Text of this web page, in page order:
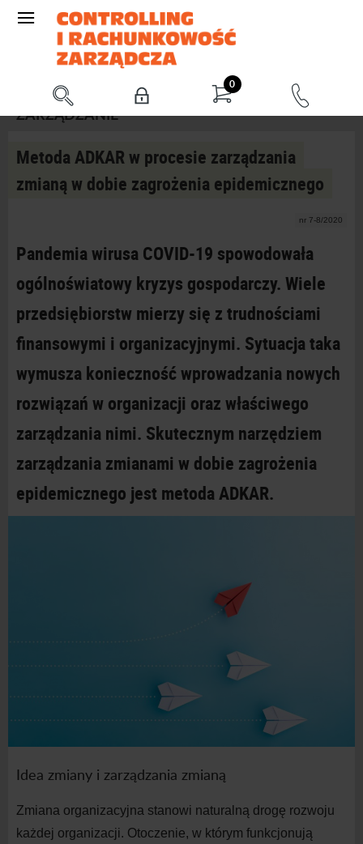
0
ZARZĄDZANIE
Metoda ADKAR w procesie zarządzania
zmianą w dobie zagrożenia epidemicznego
nr 7-8/2020
Pandemia wirusa COVID-19 spowodowała
ogólnoświatowy kryzys gospodarczy. Wiele
przedsiębiorstw mierzy się z trudnościami
finansowymi i organizacyjnymi. Sytuacja taka
wymusza konieczność wprowadzania nowych
rozwiązań w organizacji oraz właściwego
zarządzania nimi. Skutecznym narzędziem
zarządzania zmianami w dobie zagrożenia
epidemicznego jest metoda ADKAR.
Idea zmiany i zarządzania zmianą
Zmiana organizacyjna stanowi naturalną drogę rozwoju
każdej organizacji. Otoczenie, w którym funkcjonują